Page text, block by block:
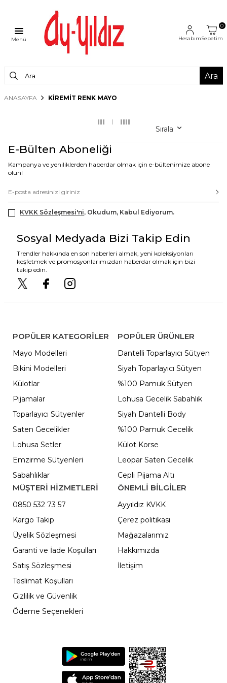
Menü Hesabım
0
Sepetim
Ara
ANASAYFA KIREMIT RENK MAYO
Sırala
E-Bülten Aboneliği
Kampanya ve yeniliklerden haberdar olmak için e-bültenimize abone
olun!
KVKK Sözleşmesi'ni, Okudum, Kabul Ediyorum.
Sosyal Medyada Bizi Takip Edin
Trendler hakkında en son haberleri almak, yeni koleksiyonları
keşfetmek ve promosyonlarımızdan haberdar olmak için bizi
takip edin.
POPÜLER KATEGORILER
Mayo Modelleri
Bikini Modelleri
Külotlar
Pijamalar
Toparlayıcı Sütyenler
Saten Gecelikler
Lohusa Setler
Emzirme Sütyenleri
Sabahlıklar
POPÜLER ÜRÜNLER
Dantelli Toparlayıcı Sütyen
Siyah Toparlayıcı Sütyen
%100 Pamuk Sütyen
Lohusa Gecelik Sabahlık
Siyah Dantelli Body
%100 Pamuk Gecelik
Külot Korse
Leopar Saten Gecelik
Cepli Pijama Altı
MÜŞTERİ HİZMETLERİ
0850 532 73 57
Kargo Takip
Üyelik Sözleşmesi
Garanti ve İade Koşulları
Satış Sözleşmesi
Teslimat Koşulları
Gizlilik ve Güvenlik
Ödeme Seçenekleri
ÖNEMLI BILGILER
Ayyıldız KVKK
Çerez politikası
Mağazalarımız
Hakkımızda
İletişim